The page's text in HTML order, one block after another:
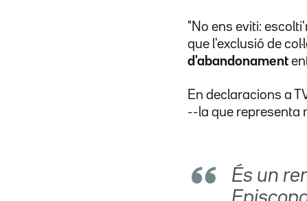
"No ens eviti:
que l'exclusió de
d'abandonament
En declaracions a
--la que representa
És un